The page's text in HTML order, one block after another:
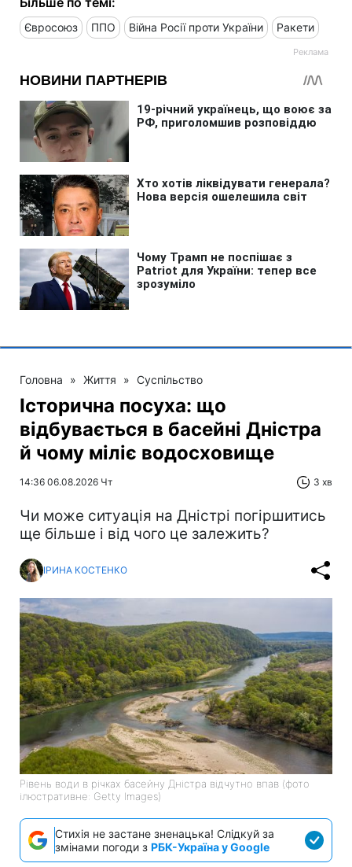
Євросоюз ППО Війна Росії проти України Ракети
Головна » Життя » Суспільство
Історична посуха: що
відбувається в басейні Дністра
й чому міліє водосховище
14:36 06.08.2026 Чт 3 хв
Чи може ситуація на Дністрі погіршитись
ще більше і від чого це залежить?
ІРИНА КОСТЕНКО
Рівень води в річках басейну Дністра відчутно впав (фото
ілюстративне: Getty Images)
Стихія не застане зненацька! Слідкуй за
змінами погоди з РБК-Україна у Google